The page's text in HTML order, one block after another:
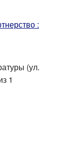
:
(ул.
1